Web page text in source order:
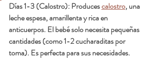
Días 1-3 (Calostro): Produces calostro, una
leche espesa, amarillenta y rica en
anticuerpos. El bebé solo necesita pequeñas
cantidades (como 1-2 cucharaditas por
toma). Es perfecta para sus necesidades.